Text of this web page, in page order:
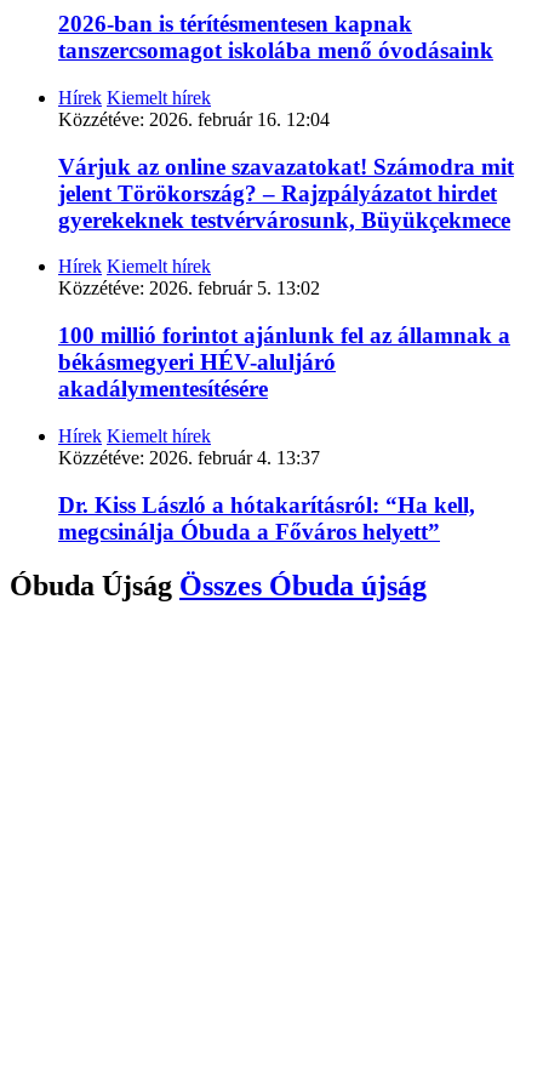
2026-ban is térítésmentesen kapnak
tanszercsomagot iskolába menő óvodásaink
Hírek Kiemelt hírek
Közzétéve: 2026. február 16. 12:04
Várjuk az online szavazatokat! Számodra mit
jelent Törökország? – Rajzpályázatot hirdet
gyerekeknek testvérvárosunk, Büyükçekmece
Hírek Kiemelt hírek
Közzétéve: 2026. február 5. 13:02
100 millió forintot ajánlunk fel az államnak a
békásmegyeri HÉV-aluljáró
akadálymentesítésére
Hírek Kiemelt hírek
Közzétéve: 2026. február 4. 13:37
Dr. Kiss László a hótakarításról: “Ha kell,
megcsinálja Óbuda a Főváros helyett”
Óbuda Újság Összes Óbuda újság